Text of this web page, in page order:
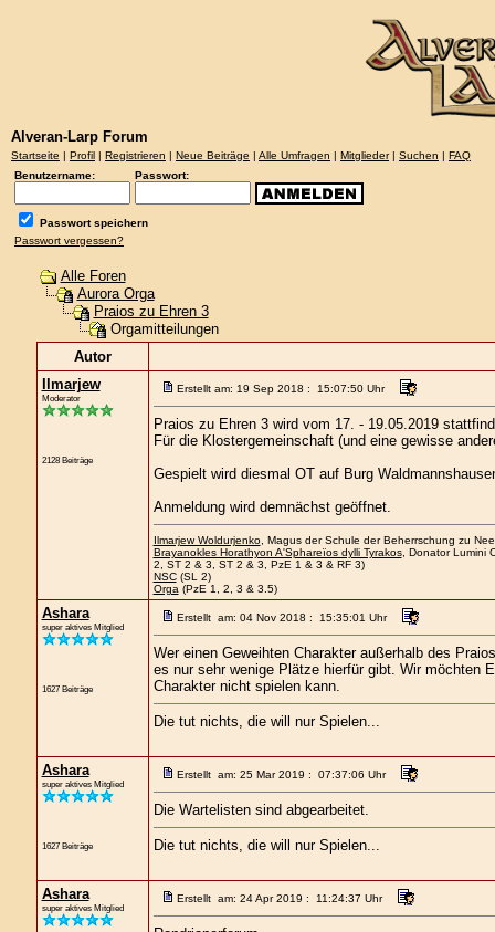
Alveran-Larp Forum
Startseite | Profil | Registrieren | Neue Beiträge | Alle Umfragen | Mitglieder| Suchen | FAQ
Benutzername:
Passwort:
Passwort speichern
Passwort vergessen?
Alle Foren
Aurora Orga
Praios zu Ehren 3
Orgamitteilungen
Autor
Ilmarjew
Moderator
2128 Beiträge
Erstellt am: 19 Sep 2018 : 15:07:50 Uhr
Praios zu Ehren 3 wird vom 17. - 19.05.2019
Für die Klostergemeinschaft (und eine gewisse
Gespielt wird diesmal OT auf Burg
Anmeldung wird demnächst geöffnet.
Ilmarjew Woldurjenko, Magus der Schule der Beherrschung zu
Brayanokles Horathyon A'Sphareïos dylli Tyrakos, Donator Lumini
2, ST 2 & 3, ST 2 & 3, PzE 1 & 3 & RF 3)
NSC(SL 2)
Orga (PzE 1, 2, 3 & 3.5)
Ashara
super aktives Mitglied
1627 Beiträge
Erstellt am: 04 Nov 2018 : 15:35:01 Uhr
Wer einen Geweihten Charakter außerhalb des
es nur sehr wenige Plätze hierfür gibt. Wir möchten
Charakter nicht spielen kann.
Die tut nichts, die will nur Spielen...
Ashara
super aktives Mitglied
1627 Beiträge
Erstellt am: 25 Mar 2019 : 07:37:06 Uhr
Die Wartelisten sind abgearbeitet.
Die tut nichts, die will nur Spielen...
Ashara
super aktives Mitglied
Erstellt am: 24 Apr 2019 : 11:24:37 Uhr